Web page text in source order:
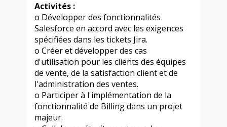
Activités :
o Développer des fonctionnalités
Salesforce en accord avec les exigences
spécifiées dans les tickets Jira.
o Créer et développer des cas
d'utilisation pour les clients des équipes
de vente, de la satisfaction client et de
l'administration des ventes.
o Participer à l'implémentation de la
fonctionnalité de Billing dans un projet
majeur.